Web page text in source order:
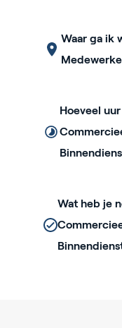
Waar ga ik
Hoeveel
Wat heb je